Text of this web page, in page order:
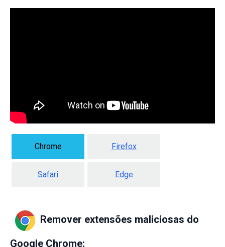
Chrome Firefox
Safari Edge
Remover extensões maliciosas do
Google Chrome: